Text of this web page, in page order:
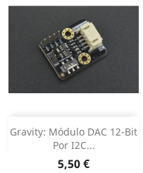
Gravity: Módulo DAC 12-Bit
Por I2C...
Preço
5,50 €
Adicionar 
Dados do produto